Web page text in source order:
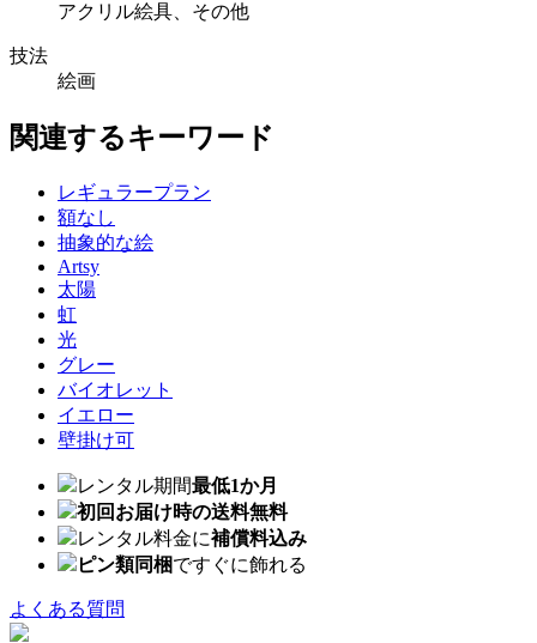
アクリル絵具、その他
技法
絵画
関連するキーワード
レギュラープラン
額なし
抽象的な絵
Artsy
太陽
虹
光
グレー
バイオレット
イエロー
壁掛け可
レンタル期間最低1か月
初回お届け時の送料無料
レンタル料金に補償料込み
ピン類同梱ですぐに飾れる
よくある質問